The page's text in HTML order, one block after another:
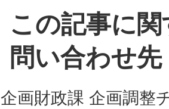
この記事に
問い合わせ先
企画財政課 企画調整